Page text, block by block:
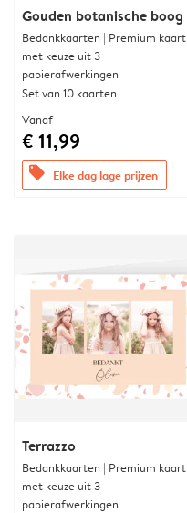
Gouden botanische boog
Bedankkaarten | Premium kaart
met keuze uit 3
papierafwerkingen
Set van 10 kaarten
Vanaf
€ 11,99
offers Elke dag lage prijzen
Terrazzo
Bedankkaarten | Premium kaart
met keuze uit 3
papierafwerkingen